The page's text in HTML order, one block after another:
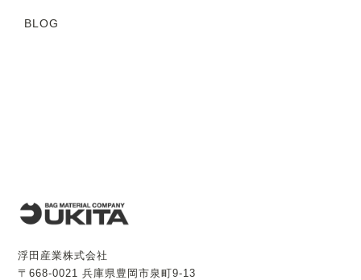
BLOG
浮田産業株式会社
〒668-0021 兵庫県豊岡市泉町9-13